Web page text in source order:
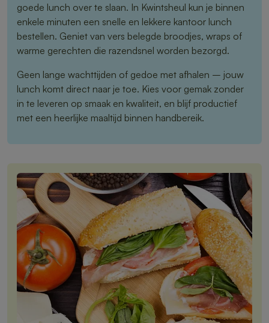
goede lunch over te slaan. In Kwintsheul kun je binnen
enkele minuten een snelle en lekkere kantoor lunch
bestellen. Geniet van vers belegde broodjes, wraps of
warme gerechten die razendsnel worden bezorgd.
Geen lange wachttijden of gedoe met afhalen – jouw
lunch komt direct naar je toe. Kies voor gemak zonder
in te leveren op smaak en kwaliteit, en blijf productief
met een heerlijke maaltijd binnen handbereik.